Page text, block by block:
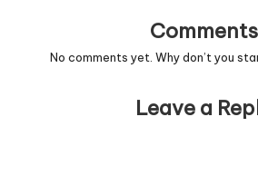
Comments
No comments yet. Why don’t you
Leave a